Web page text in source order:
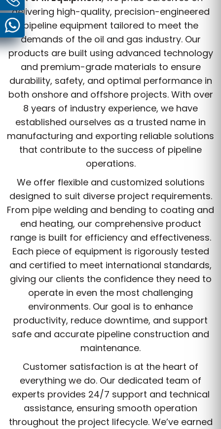
delivering high-quality, precision-engineered
pipeline equipment tailored to meet the
demands of the oil and gas industry. Our
products are built using advanced technology
and premium-grade materials to ensure
durability, safety, and optimal performance in
both onshore and offshore projects. With over
8 years of industry experience, we have
established ourselves as a trusted name in
manufacturing and exporting reliable solutions
that contribute to the success of pipeline
operations.
We offer flexible and customized solutions
designed to suit diverse project requirements.
From pipe welding and bending to coating and
end heating, our comprehensive product
range is built for efficiency and effectiveness.
Each piece of equipment is rigorously tested
and certified to meet international standards,
giving our clients the confidence they need to
operate in even the most challenging
environments. Our goal is to enhance
productivity, reduce downtime, and support
safe and accurate pipeline construction and
maintenance.
Customer satisfaction is at the heart of
everything we do. Our dedicated team of
experts provides 24/7 support and technical
assistance, ensuring smooth operation
throughout the project lifecycle. We’ve earned